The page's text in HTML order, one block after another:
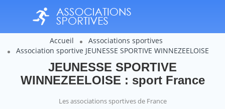
Accueil
Associations sportives
Association sportive JEUNESSE SPORTIVE WINNEZEELOISE
JEUNESSE SPORTIVE
WINNEZEELOISE : sport France
Les associations sportives de France